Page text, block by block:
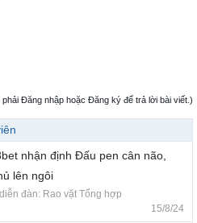
phải Đăng nhập hoặc Đăng ký để trả lời bài viết.)
nhận định Đấu pen cân não,
lên ngôi
đàn: Rao vặt Tổng hợp
15/8/24